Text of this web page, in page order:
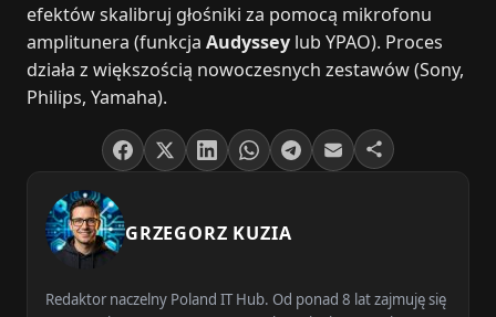
efektów skalibruj głośniki za pomocą mikrofonu
amplitunera (funkcja Audyssey lub YPAO). Proces
działa z większością nowoczesnych zestawów (Sony,
Philips, Yamaha).
GRZEGORZ KUZIA
Redaktor naczelny Poland IT Hub. Od ponad 8 lat zajmuję się